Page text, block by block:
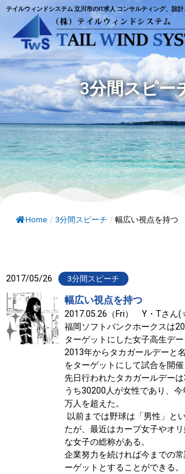
テイルウィンドシステム 立川市のIT求人 コンサルティング、設
3分間スピー
Home / 3分間スピーチ / 幅広い視点を持つ
2017/05/26 3分間スピーチ
幅広い視点を持つ
2017.05.26（Fri） Y・Tさん
福岡ソフトバンクホークスは
ターゲットにした女子高生デー
2013年からタカガールデーと
をターゲットにして試合を開催
先日行われたタカガールデー
うち30200人が女性であり、
万人を超えた。
以前までは野球は「男性」と
たが、最近はカープ女子やオ
な女子の総称がある。
企業努力を続ければ今までの
ーゲットとすることができる。